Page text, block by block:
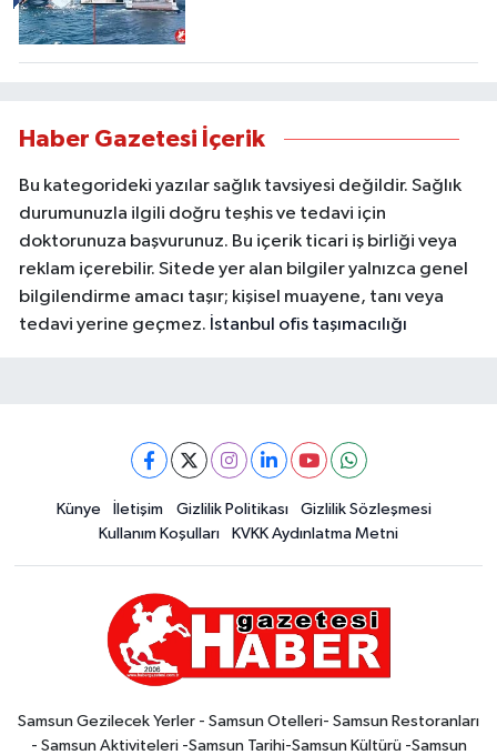
Haber Gazetesi İçerik
Bu kategorideki yazılar sağlık tavsiyesi değildir. Sağlık
durumunuzla ilgili doğru teşhis ve tedavi için
doktorunuza başvurunuz. Bu içerik ticari iş birliği veya
reklam içerebilir. Sitede yer alan bilgiler yalnızca genel
bilgilendirme amacı taşır; kişisel muayene, tanı veya
tedavi yerine geçmez. İstanbul ofis taşımacılığı
Künye İletişim Gizlilik Politikası
Gizlilik Sözleşmesi
Kullanım Koşulları
KVKK Aydınlatma Metni
Samsun Gezilecek Yerler - Samsun Otelleri- Samsun Restoranları
- Samsun Aktiviteleri -Samsun Tarihi-Samsun Kültürü -Samsun